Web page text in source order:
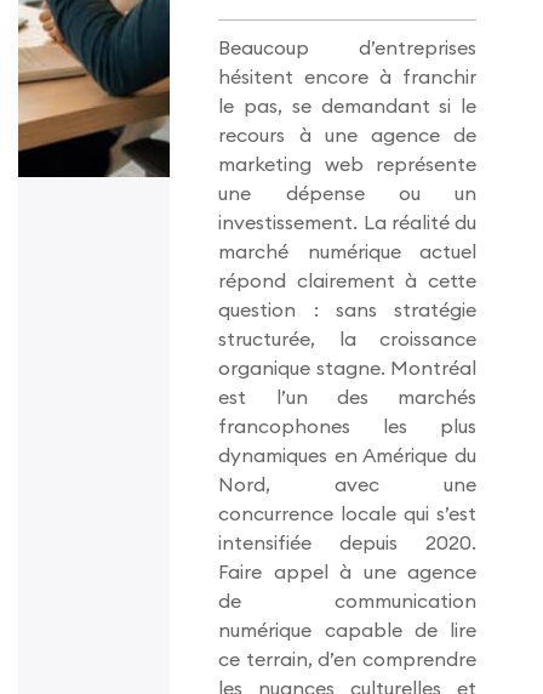
Beaucoup d’entreprises
hésitent encore à franchir
le pas, se demandant si le
recours à une agence de
marketing web représente
une dépense ou un
investissement. La réalité du
marché numérique actuel
répond clairement à cette
question : sans stratégie
structurée, la croissance
organique stagne. Montréal
est l’un des marchés
francophones les plus
dynamiques en Amérique du
Nord, avec une
concurrence locale qui s’est
intensifiée depuis 2020.
Faire appel à une agence
de communication
numérique capable de lire
ce terrain, d’en comprendre
les nuances culturelles et